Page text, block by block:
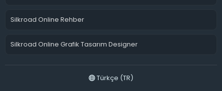
Silkroad Online Rehber
Silkroad Online Grafik Tasarım Designer
Türkçe (TR)